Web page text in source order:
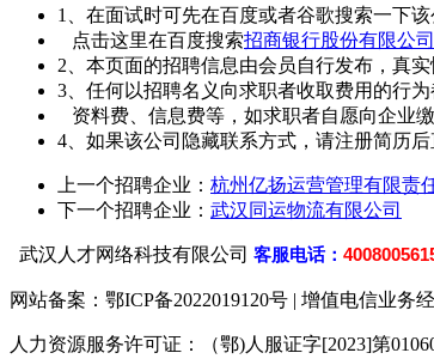
1、在面试时可先在百度或者谷歌搜索一下
点击这里在百度搜索招商银行股份有限公
2、本页面的招聘信息由会员自行发布，真
3、任何以招聘名义向求职者收取费用的行
资料费、信息费等，如求职者自愿向企业缴
4、如果该公司隐藏联系方式，请注册简历
上一个招聘企业： 杭州亿扬运营管理有限责
下一个招聘企业： 武汉同运物流有限公司
武汉人才网络科技有限公司 客服电话：
网站备案： 鄂ICP备2022019120号 | 增值电信业务
人力资源服务许可证：（鄂)人服证字[2023]第